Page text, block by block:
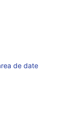
de date